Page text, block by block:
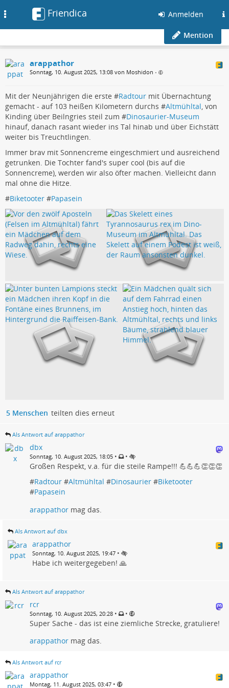
Friendica Anmelden
Mention
arappathor
Sonntag, 10. August 2025, 13:08 von Moshidon •
Mit der Neunjährigen die erste #Radtour mit Übernachtung
gemacht - auf 103 heißen Kilometern durchs #Altmühltal, von
Kinding über Beilngries steil zum #Dinosaurier-Museum
hinauf, danach rasant wieder ins Tal hinab und über Eichstätt
weiter bis Treuchtlingen.
Immer brav mit Sonnencreme eingeschmiert und ausreichend
getrunken. Die Tochter fand's super cool (bis auf die
Sonnencreme), werden wir also öfter machen. Vielleicht dann
mal ohne die Hitze.
#Biketooter #Papasein
5 Menschen teilten dies erneut
Als Antwort auf arappathor
dbx
Sonntag, 10. August 2025, 18:05 • •
Großen Respekt, v.a. für die steile Rampe!!! 💪💪💪👏👏👏
#Radtour #Altmühltal #Dinosaurier #Biketooter
#Papasein
arappathor mag das.
Als Antwort auf dbx
arappathor
Sonntag, 10. August 2025, 19:47 •
Habe ich weitergegeben! 🙏
Als Antwort auf arappathor
rcr
Sonntag, 10. August 2025, 20:28 • •
Super Sache - das ist eine ziemliche Strecke, gratuliere!
arappathor mag das.
Als Antwort auf rcr
arappathor
Montag, 11. August 2025, 03:47 •